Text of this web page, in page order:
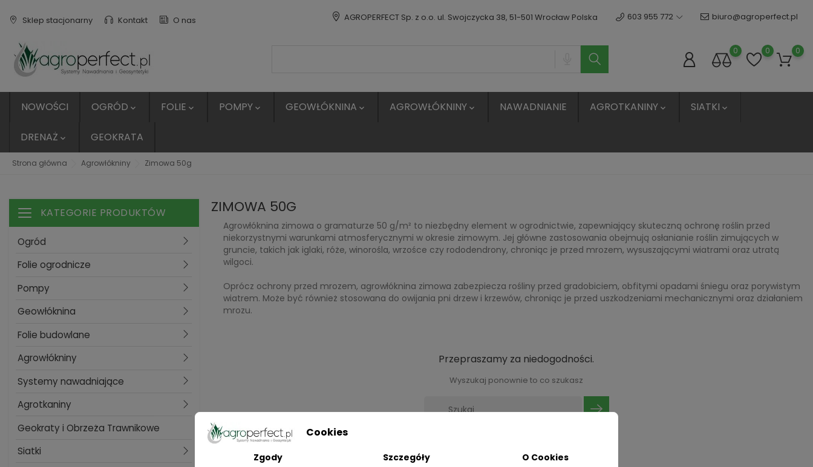
Sklep stacjonarny Kontakt O nas AGROPERFECT Sp. z o.o. ul. Swojczycka 38, 51-501 Wrocław Polska 603 955 772 biuro@agroperfect.pl
0 0 0
NOWOŚCI OGRÓD  FOLIE  POMPY  GEOWŁÓKNINA  AGROWŁÓKNINY  NAWADNIANIE AGROTKANINY  SIATKI 
DRENAŻ  GEOKRATA
Strona główna Agrowłókniny Zimowa 50g
Toggle navigation
KATEGORIE PRODUKTÓW
Ogród
Folie ogrodnicze
Pompy
Geowłóknina
Folie budowlane
Agrowłókniny
Systemy nawadniające
Agrotkaniny
Geokraty i Obrzeża Trawnikowe
Siatki
ZIMOWA 50G
Agrowłóknina zimowa o gramaturze 50 g/m² to niezbędny element w ogrodnictwie, zapewniający skuteczną ochronę roślin przed
niekorzystnymi warunkami atmosferycznymi w okresie zimowym. Jej główne zastosowania obejmują osłanianie roślin zimujących w
gruncie, takich jak iglaki, róże, winorośla, wrzośce czy rododendrony, chroniąc je przed mrozem, wysuszającymi wiatrami oraz utratą
wilgoci.
Oprócz ochrony przed mrozem, agrowłóknina zimowa zabezpiecza rośliny przed gradobiciem, obfitymi opadami śniegu oraz porywistym
wiatrem. Może być również stosowana do owijania pni drzew i krzewów, chroniąc je przed uszkodzeniami mechanicznymi oraz działaniem
mrozu.
Przepraszamy za niedogodności.
Wyszukaj ponownie to co szukasz
Cookies
Zgody Szczegóły O Cookies